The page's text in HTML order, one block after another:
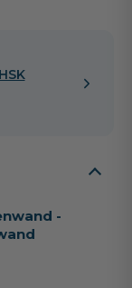
HSK
-